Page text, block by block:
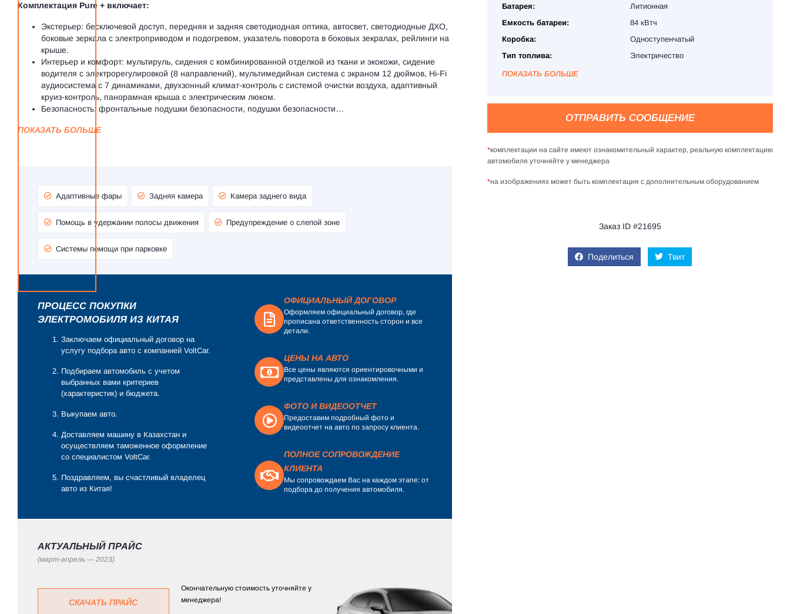
Комплектация Pure + включает:
Экстерьер: бесключевой доступ, передняя и задняя светодиодная оптика, автосвет, светодиодные ДХО,
боковые зеркала с электроприводом и подогревом, указатель поворота в боковых зекралах, рейлинги на
крыше.
Интерьер и комфорт: мультируль, сидения с комбинированной отделкой из ткани и экокожи, сидение
водителя с электрорегулировкой (8 направлений), мультимедийная система с экраном 12 дюймов, Hi-Fi
аудиосистема с 7 динамиками, двухзонный климат-контроль с системой очистки воздуха, адаптивный
круиз-контроль, панорамная крыша с электрическим люком.
Безопасность: фронтальные подушки безопасности, подушки безопасности…
ПОКАЗАТЬ БОЛЬШЕ
Адаптивные фары Задняя камера Камера заднего вида
Помощь в удержании полосы движения Предупреждение о слепой зоне
Системы помощи при парковке
ПРОЦЕСС ПОКУПКИ
ЭЛЕКТРОМОБИЛЯ ИЗ КИТАЯ
Заключаем официальный договор на
услугу подбора авто с компанией VoltCar.
Подбираем автомобиль с учетом
выбранных вами критериев
(характеристик) и бюджета.
Выкупаем авто.
Доставляем машину в Казахстан и
осуществляем таможенное оформление
со специалистом VoltCar.
Поздравляем, вы счастливый владелец
авто из Китая!
ОФИЦИАЛЬНЫЙ ДОГОВОР
Оформляем официальный договор, где
прописана ответственность сторон и все
детали.
ЦЕНЫ НА АВТО
Все цены являются ориентировочными и
представлены для ознакомления.
ФОТО И ВИДЕООТЧЕТ
Предоставим подробный фото и
видеоотчет на авто по запросу клиента.
ПОЛНОЕ СОПРОВОЖДЕНИЕ
КЛИЕНТА
Мы сопровождаем Вас на каждом этапе: от
подбора до получения автомобиля.
АКТУАЛЬНЫЙ ПРАЙС
(март-апрель — 2023)
СКАЧАТЬ ПРАЙС
Окончательную стоимость уточняйте у
менеджера!
Батарея:
Литионная
Емкость батареи:
84 кВтч
Коробка:
Одноступенчатый
Тип топлива:
Электричество
ПОКАЗАТЬ БОЛЬШЕ
ОТПРАВИТЬ СООБЩЕНИЕ
*комплектации на сайте имеют ознакомительный характер, реальную комплектацию
автомобиля уточняйте у менеджера
*на изображениях может быть комплектация с дополнительным оборудованием
Заказ ID #21695
Поделиться Твит